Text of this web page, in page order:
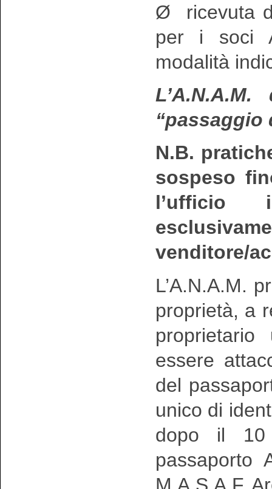
Ø ricevuta
per i soci
modalità
“passaggio
N.B.
sospeso
l’ufficio
venditore/
L’A.N.A.M.
proprietà, a
essere
del
unico di
dopo il 10
passaporto
M.A.S.A.F.